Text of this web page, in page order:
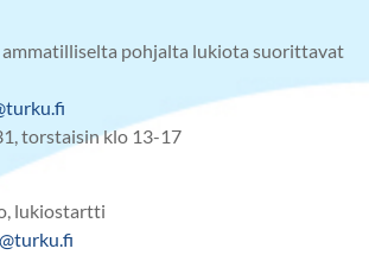
pohjalta lukiota suorittavat
torstaisin klo 13-17
lukiostartti